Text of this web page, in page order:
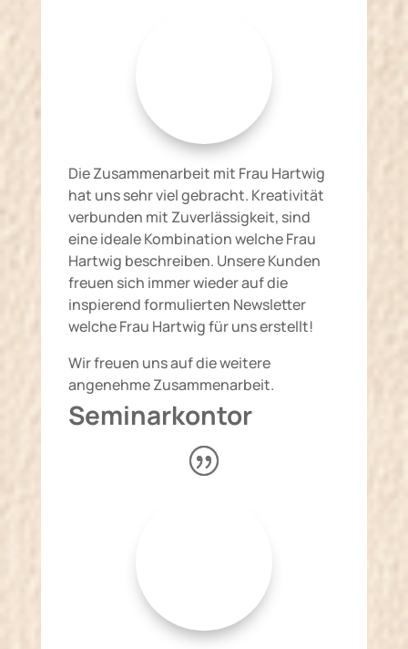
Die Zusammenarbeit mit Frau Hartwig
hat uns sehr viel gebracht. Kreativität
verbunden mit Zuverlässigkeit, sind
eine ideale Kombination welche Frau
Hartwig beschreiben. Unsere Kunden
freuen sich immer wieder auf die
inspierend formulierten Newsletter
welche Frau Hartwig für uns erstellt!
Wir freuen uns auf die weitere
angenehme Zusammenarbeit.
Seminarkontor